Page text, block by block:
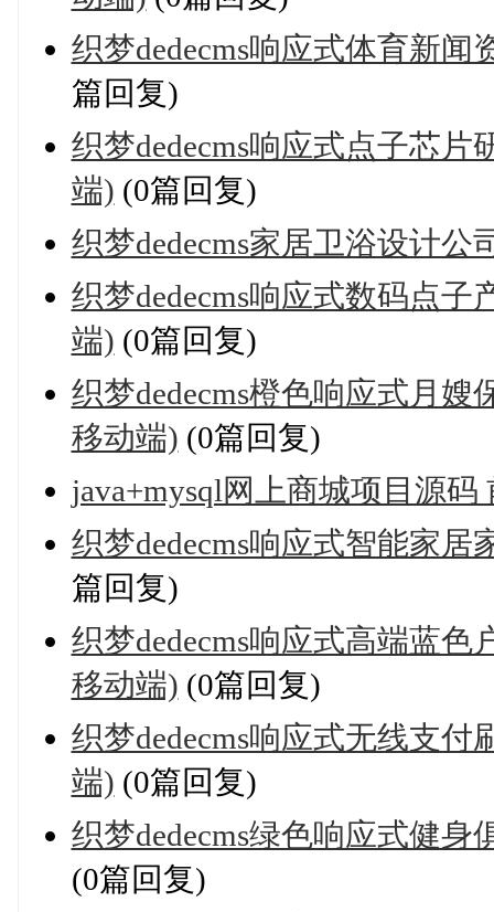
织梦dedecms响应式体育新
篇回复)
织梦dedecms响应式点子芯
端) (0篇回复)
织梦dedecms家居卫浴设计
织梦dedecms响应式数码点
端) (0篇回复)
织梦dedecms橙色响应式月
移动端) (0篇回复)
java+mysql网上商城项目源码
织梦dedecms响应式智能家
篇回复)
织梦dedecms响应式高端蓝
移动端) (0篇回复)
织梦dedecms响应式无线支
端) (0篇回复)
织梦dedecms绿色响应式健
(0篇回复)